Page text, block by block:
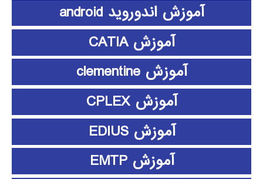
آموزش اندوروید android
آموزش CATIA
آموزش clementine
آموزش CPLEX
آموزش EDIUS
آموزش EMTP